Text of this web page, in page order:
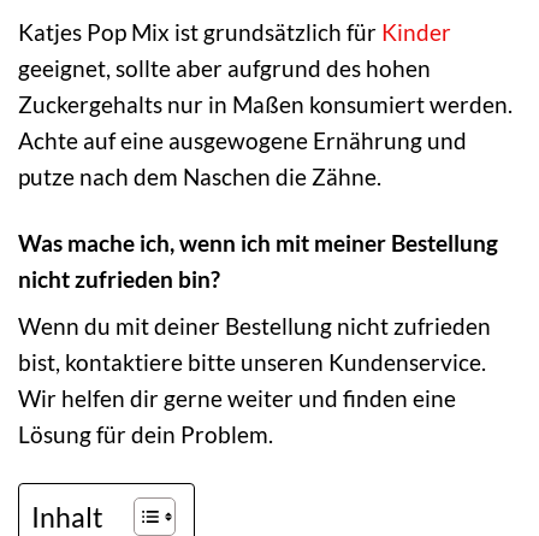
Katjes Pop Mix ist grundsätzlich für Kinder
geeignet, sollte aber aufgrund des hohen
Zuckergehalts nur in Maßen konsumiert werden.
Achte auf eine ausgewogene Ernährung und
putze nach dem Naschen die Zähne.
Was mache ich, wenn ich mit meiner Bestellung
nicht zufrieden bin?
Wenn du mit deiner Bestellung nicht zufrieden
bist, kontaktiere bitte unseren Kundenservice.
Wir helfen dir gerne weiter und finden eine
Lösung für dein Problem.
Inhalt